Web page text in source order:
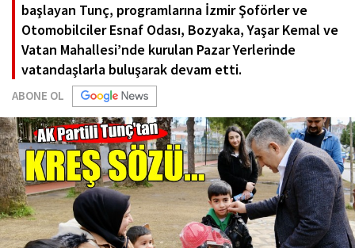
başlayan Tunç, programlarına İzmir Şoförler ve
Otomobilciler Esnaf Odası, Bozyaka, Yaşar Kemal ve
Vatan Mahallesi’nde kurulan Pazar Yerlerinde
vatandaşlarla buluşarak devam etti.
ABONE OL